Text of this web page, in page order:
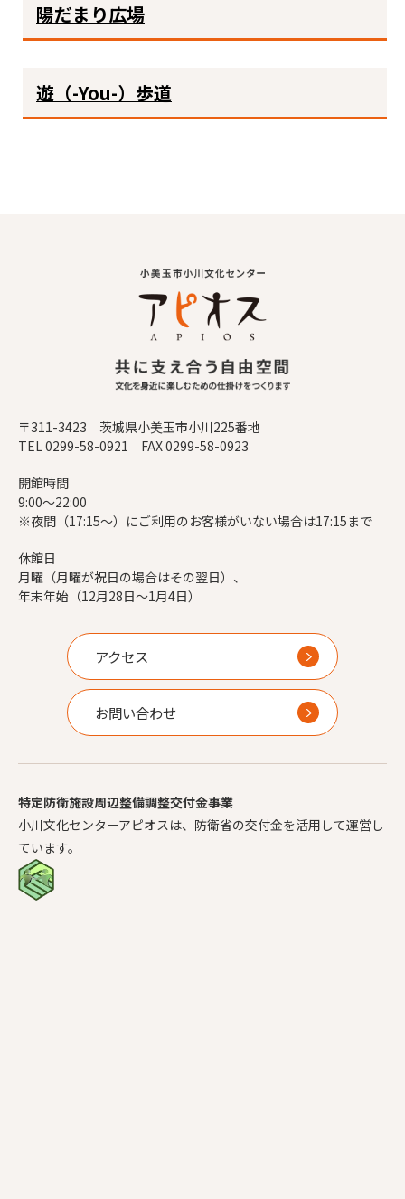
陽だまり広場
遊（-You-）歩道
〒311-3423 茨城県小美玉市小川225番地
TEL 0299-58-0921 FAX 0299-58-0923
開館時間
9:00～22:00
※夜間（17:15～）にご利用のお客様がいない場合は17:15まで
休館日
月曜（月曜が祝日の場合はその翌日）、
年末年始（12月28日～1月4日）
アクセス
お問い合わせ
特定防衛施設周辺整備調整交付金事業
小川文化センターアピオスは、防衛省の交付金を活用して運営し
ています。